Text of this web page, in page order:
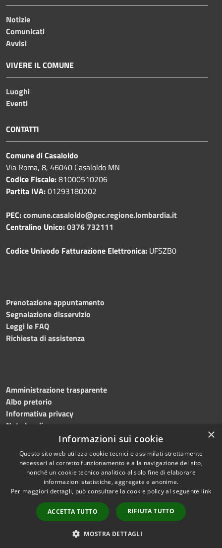
Notizie
Comunicati
Avvisi
VIVERE IL COMUNE
Luoghi
Eventi
CONTATTI
Comune di Casaloldo
Via Roma, 8, 46040 Casaloldo MN
Codice Fiscale:81000510206
Partita IVA:01293180202
PEC:comune.casaloldo@pec.regione.lombardia.it
Centralino Unico:0376 732111
Codice Univodo Fatturazione Elettronica: UFSZB0
Prenotazione appuntamento
Segnalazione disservizio
Leggi le FAQ
Richiesta di assistenza
Amministrazione trasparente
Albo pretorio
Informativa privacy
Note legali
Dichiarazione di accessibilità
Accessibilità
Copyright © 2026 • Comune di
Casaloldo • Powered by
Municipium•
Accesso
redazione
×
Informazioni sui cookie
Questo sito web utilizza cookie tecnici e assimilati strettamente
necessari al corretto funzionamento e alla navigazione del sito,
nonché un cookie tecnico analitico al solo fine di elaborare
informazioni statistiche, aggregate e anonime.
Per maggiori dettagli, può consultare la cookie policy al seguente link
ACCETTA TUTTO RIFIUTA TUTTO
MOSTRA DETTAGLI